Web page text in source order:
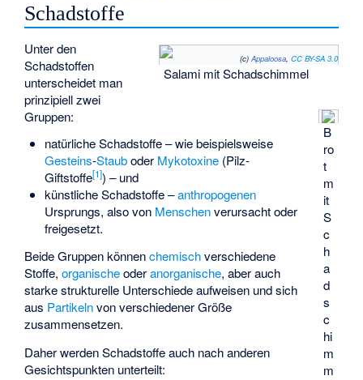
Schadstoffe
(c) Appaloosa, CC BY-SA 3.0
Salami mit Schadschimmel
B
ro
t
m
it
S
c
h
a
d
s
c
hi
m
m
Unter den
Schadstoffen
unterscheidet man
prinzipiell zwei
Gruppen:
natürliche Schadstoffe – wie beispielsweise
Gesteins-Stauboder Mykotoxine(Pilz-
Giftstoffe[1]) – und
künstliche Schadstoffe –anthropogenen
Ursprungs, also von Menschenverursacht oder
freigesetzt.
Beide Gruppen könnenchemischverschiedene
Stoffe,organischeoderanorganische, aber auch
starke strukturelle Unterschiede aufweisen und sich
aus Partikelnvon verschiedener Größe
zusammensetzen.
Daher werden Schadstoffe auch nach anderen
Gesichtspunkten unterteilt: